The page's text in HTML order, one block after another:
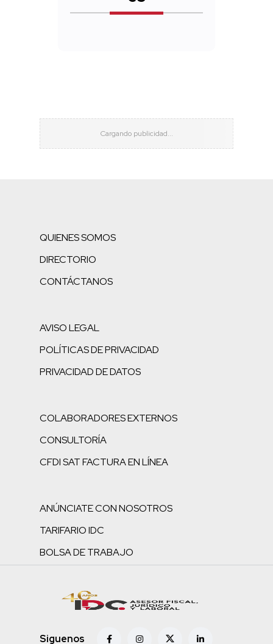
QUIENES SOMOS
DIRECTORIO
CONTÁCTANOS
AVISO LEGAL
POLÍTICAS DE PRIVACIDAD
PRIVACIDAD DE DATOS
COLABORADORES EXTERNOS
CONSULTORÍA
CFDI SAT FACTURA EN LÍNEA
ANÚNCIATE CON NOSOTROS
TARIFARIO IDC
BOLSA DE TRABAJO
Siguenos